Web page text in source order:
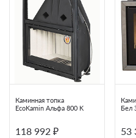
Производитель
Страна производитель
Марка стали
Цвет дымохода
Каминная топка
EcoKamin Альфа 800 K
118 992 ₽
Бел
53